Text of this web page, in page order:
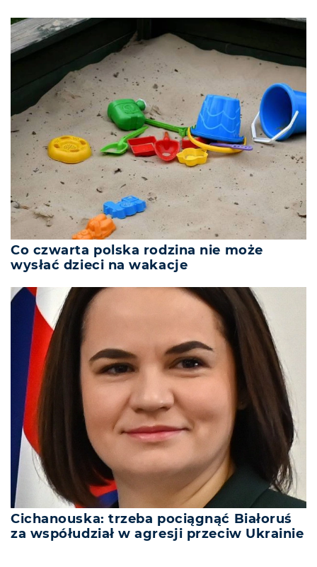
Co czwarta polska rodzina nie może
wysłać dzieci na wakacje
Cichanouska: trzeba pociągnąć Białoruś
za współudział w agresji przeciw Ukrainie